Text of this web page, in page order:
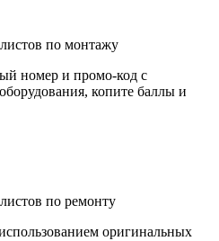
по монтажу
номер и промо-код с
копите баллы и
по ремонту
оригинальных